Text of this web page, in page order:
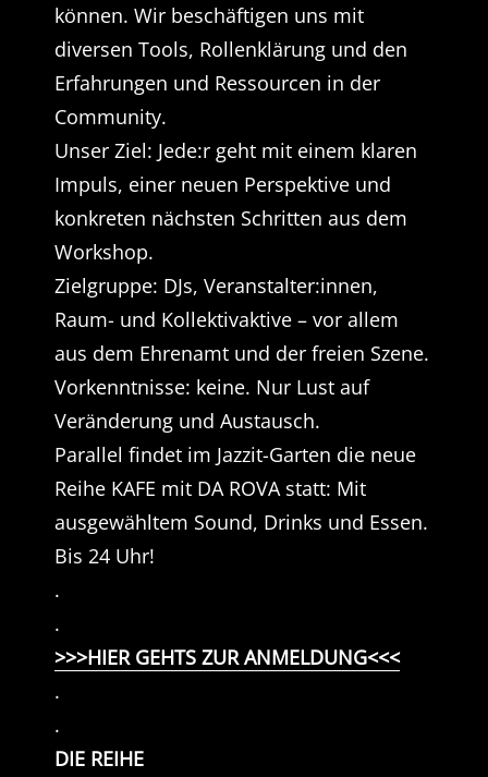
können. Wir beschäftigen uns mit
diversen Tools, Rollenklärung und den
Erfahrungen und Ressourcen in der
Community.
Unser Ziel: Jede:r geht mit einem klaren
Impuls, einer neuen Perspektive und
konkreten nächsten Schritten aus dem
Workshop.
Zielgruppe: DJs, Veranstalter:innen,
Raum- und Kollektivaktive – vor allem
aus dem Ehrenamt und der freien Szene.
Vorkenntnisse: keine. Nur Lust auf
Veränderung und Austausch.
Parallel findet im Jazzit-Garten die neue
Reihe KAFE mit DA ROVA statt: Mit
ausgewähltem Sound, Drinks und Essen.
Bis 24 Uhr!
.
.
>>>HIER GEHTS ZUR ANMELDUNG<<<
.
.
DIE REIHE